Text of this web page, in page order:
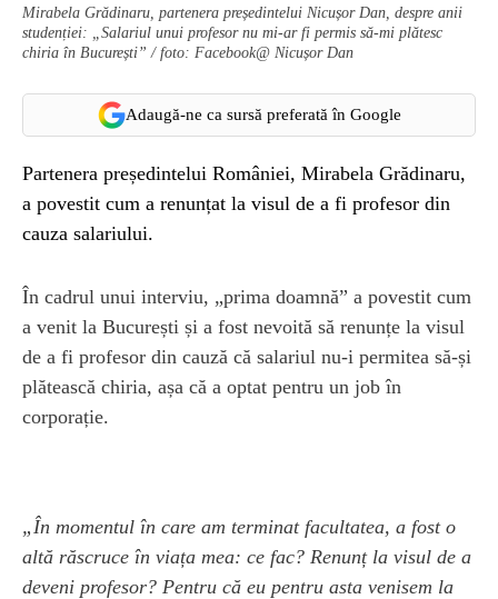
Mirabela Grădinaru, partenera președintelui Nicușor Dan, despre anii
studenției: „Salariul unui profesor nu mi-ar fi permis să-mi plătesc
chiria în București” / foto: Facebook@ Nicușor Dan
Adaugă-ne ca sursă preferată în Google
Partenera președintelui României, Mirabela Grădinaru,
a povestit cum a renunțat la visul de a fi profesor din
cauza salariului.
În cadrul unui interviu, „prima doamnă” a povestit cum
a venit la București și a fost nevoită să renunțe la visul
de a fi profesor din cauză că salariul nu-i permitea să-și
plătească chiria, așa că a optat pentru un job în
corporație.
„În momentul în care am terminat facultatea, a fost o
altă răscruce în viața mea: ce fac? Renunț la visul de a
deveni profesor? Pentru că eu pentru asta venisem la